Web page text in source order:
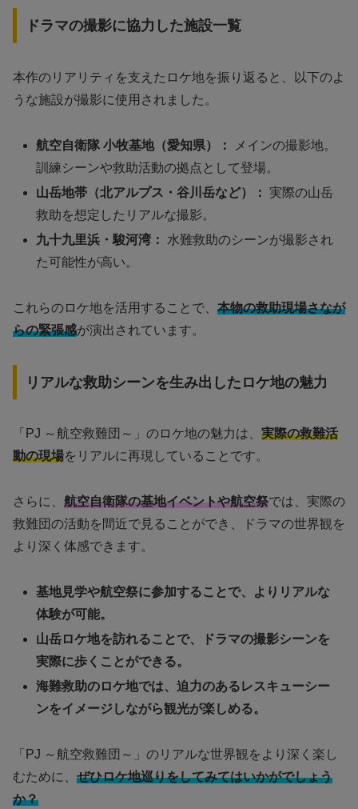
ドラマの撮影に協力した施設一覧
本作のリアリティを支えたロケ地を振り返ると、以下のよ
うな施設が撮影に使用されました。
航空自衛隊 小牧基地（愛知県）：
メインの撮影地。
訓練シーンや救助活動の拠点として登場。
山岳地帯（北アルプス・谷川岳など）： 実際の山岳
救助を想定したリアルな撮影。
九十九里浜・駿河湾：
水難救助のシーンが撮影され
た可能性が高い。
これらのロケ地を活用することで、 本物の救助現場さなが
らの緊張感が演出されています。
リアルな救助シーンを生み出したロケ地の魅力
「PJ ～航空救難団～」のロケ地の魅力は、 実際の救難活
動の現場をリアルに再現していることです。
さらに、 航空自衛隊の基地イベントや航空祭では、実際の
救難団の活動を間近で見ることができ、ドラマの世界観を
より深く体感できます。
基地見学や航空祭に参加することで、よりリアルな
体験が可能。
山岳ロケ地を訪れることで、ドラマの撮影シーンを
実際に歩くことができる。
海難救助のロケ地では、迫力のあるレスキューシー
ンをイメージしながら観光が楽しめる。
「PJ ～航空救難団～」のリアルな世界観をより深く楽し
むために、 ぜひロケ地巡りをしてみてはいかがでしょう
か？